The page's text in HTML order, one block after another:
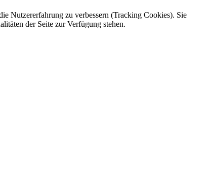
Nutzererfahrung zu verbessern (Tracking Cookies). Sie
der Seite zur Verfügung stehen.